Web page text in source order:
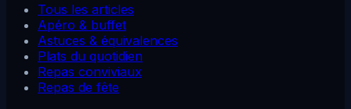
Tous les articles
Apéro & buffet
Astuces & équivalences
Plats du quotidien
Repas conviviaux
Repas de fête